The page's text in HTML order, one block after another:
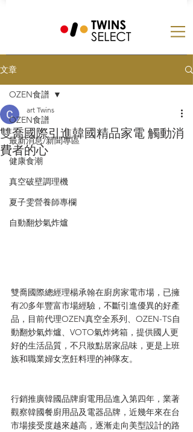
文章
OZEN食譜
最新消息/新聞專區
健康食潮
真空破壁調理機
夏子雯營養師專欄
自動翻炒氣炸爐
OZEN食譜
雙喬國際引進韓國精品家電 觸動消
費者的心
art Twins
雙喬國際總經理楊承翰在廚房家電市場，已擁
有20多年豐富市場經驗，不斷引進優異的好產
品，目前代理OZEN真空全系列、OZEN-TS自
動翻炒氣炸爐、VOTO氣炸烤箱，提供國人更
好的生活品質，不只妝點居家品味，更是上班
族和職業婦女烹飪料理的神隊友。
行銷推廣韓國品牌廚電用品進入第四年，業著
觀察韓國餐廚用品及電器品牌，近幾年來在台
市場接受度越來越高，逐漸走向美型設計的路